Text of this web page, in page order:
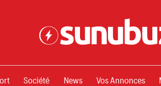
Société News Vos Annonces